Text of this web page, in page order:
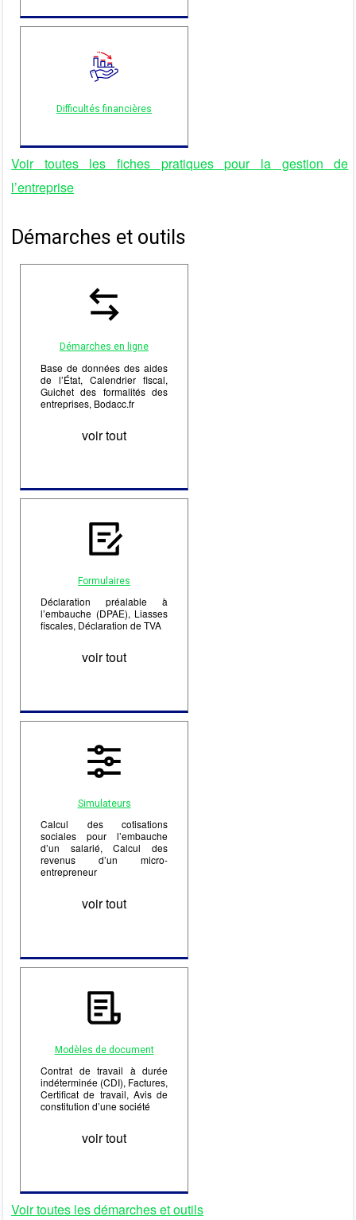
Difficultés financières
Voir toutes les fiches pratiques pour la gestion de
l’entreprise
Démarches et outils
Démarches en ligne
Base de données des aides
de l’État, Calendrier fiscal,
Guichet des formalités des
entreprises, Bodacc.fr
voir tout
Formulaires
Déclaration préalable à
l’embauche (DPAE), Liasses
fiscales, Déclaration de TVA
voir tout
Simulateurs
Calcul des cotisations
sociales pour l’embauche
d’un salarié, Calcul des
revenus d’un micro-
entrepreneur
voir tout
Modèles de document
Contrat de travail à durée
indéterminée (CDI), Factures,
Certificat de travail, Avis de
constitution d’une société
voir tout
Voir toutes les démarches et outils